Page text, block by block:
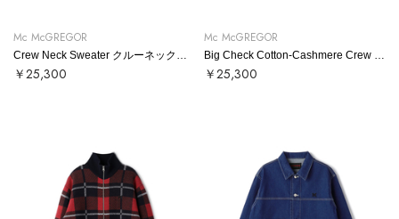
Mc McGREGOR
￥25,300
Mc McGREGOR
￥25,300